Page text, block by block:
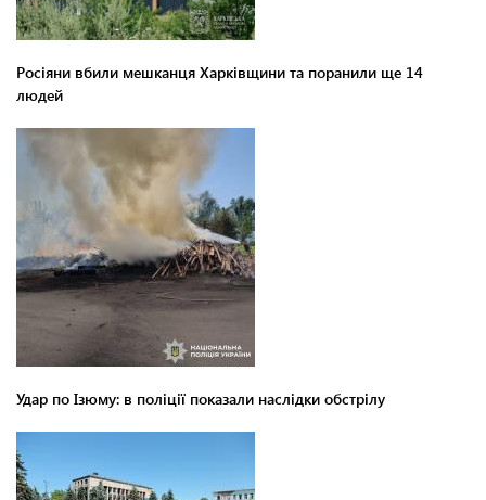
Росіяни вбили мешканця Харківщини та поранили ще 14
людей
Удар по Ізюму: в поліції показали наслідки обстрілу